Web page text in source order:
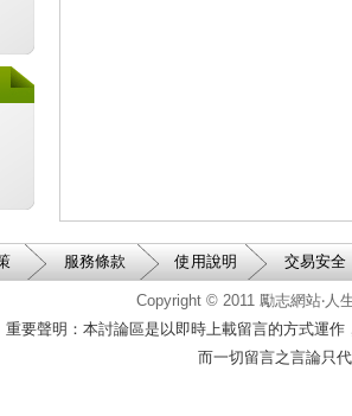
服務條款 使用說明 交易安全
Copyright © 2011 勵志網站‧
重要聲明：本討論區是以即時上載留言的方式運
而一切留言之言論只